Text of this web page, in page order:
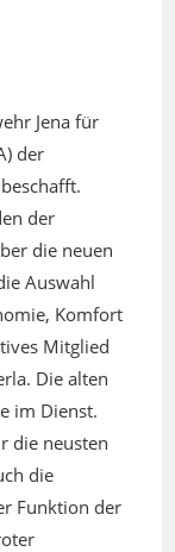
Jena für
der
der
die neuen
Auswahl
Komfort
Mitglied
Die alten
im Dienst.
die neusten
die
Funktion der